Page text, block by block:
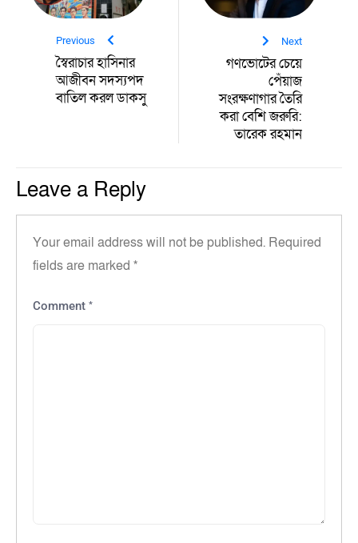
Previous
স্বৈরাচার হাসিনার
আজীবন সদস্যপদ
বাতিল করল ডাকসু
Next
গণভোটের চেয়ে
পেঁয়াজ
সংরক্ষণাগার তৈরি
করা বেশি জরুরি:
তারেক রহমান
Leave a Reply
Your email address will not be published. Required
fields are marked *
Comment *